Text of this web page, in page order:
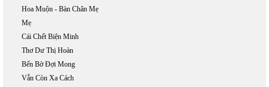
Hoa Muộn - Bàn Chân Mẹ
Mẹ
Cái Chết Biện Minh
Thơ Dư Thị Hoàn
Bến Bờ Đợi Mong
Vẫn Còn Xa Cách